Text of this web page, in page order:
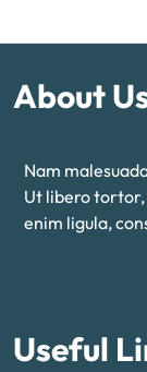
About
Nam
Ut libero tortor,
enim ligula,
Useful